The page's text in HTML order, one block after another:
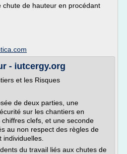
chute de hauteur en procédant
- iutcergy.org
et les Risques
de deux parties, une
sur les chantiers en
clefs, et une seconde
au non respect des règles de
individuelles.
du travail liés aux chutes de